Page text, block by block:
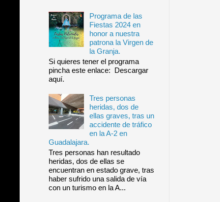
Programa de las
Fiestas 2024 en
honor a nuestra
patrona la Virgen de
la Granja.
Si quieres tener el programa
pincha este enlace: Descargar
aquí.
Tres personas
heridas, dos de
ellas graves, tras un
accidente de tráfico
en la A-2 en
Guadalajara.
Tres personas han resultado
heridas, dos de ellas se
encuentran en estado grave, tras
haber sufrido una salida de vía
con un turismo en la A...